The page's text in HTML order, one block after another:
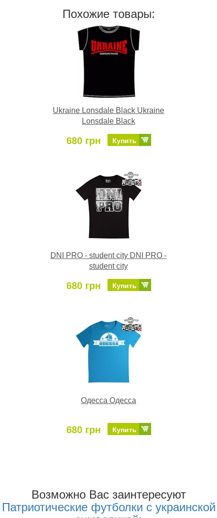
Похожие товары:
Ukraine Lonsdale Black Ukraine
Lonsdale Black
680 грн Купить
DNI PRO - student city DNI PRO -
student city
680 грн Купить
Одесса Одесса
680 грн Купить
Возможно Ваc заинтересуют
Патриотические футболки с украинской